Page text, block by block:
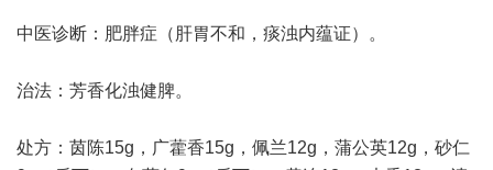
中医诊断：肥胖症（肝胃不和，痰浊内蕴证）。
治法：芳香化浊健脾。
处方：茵陈15g，广藿香15g，佩兰12g，蒲公英12g，砂仁